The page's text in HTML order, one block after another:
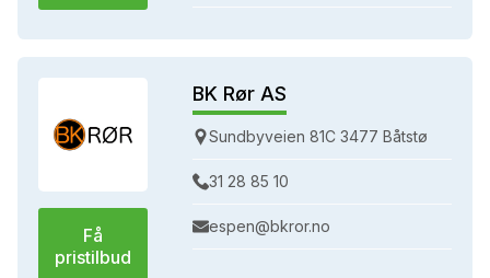
Få
pristilbud
BK Rør AS
Sundbyveien 81C 3477 Båtstø
31 28 85 10
espen@bkror.no